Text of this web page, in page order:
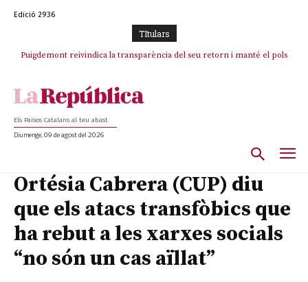
Edició 2936
TItulars
Puigdemont reivindica la transparència del seu retorn i manté el pols
Els Països Catalans al teu abast
Diumenge, 09 de agost del 2026
Ortésia Cabrera (CUP) diu
que els atacs transfòbics que
ha rebut a les xarxes socials
“no són un cas aïllat”